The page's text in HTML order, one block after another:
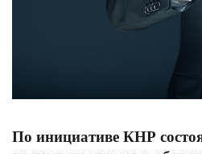
По инициативе КНР